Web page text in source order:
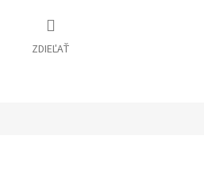
ZDIEĽAŤ